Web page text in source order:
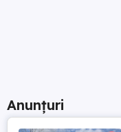
Anunțuri